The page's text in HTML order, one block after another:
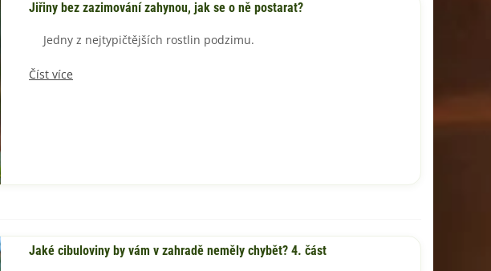
Jiřiny bez zazimování zahynou, jak se o ně postarat?
Jedny z nejtypičtějších rostlin podzimu.
Číst více
Jaké cibuloviny by vám v zahradě neměly chybět? 4. část